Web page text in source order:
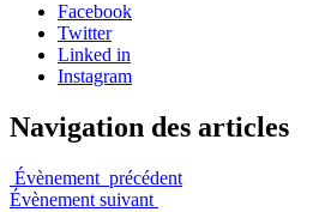
Facebook
Twitter
Linked in
Instagram
Navigation des articles
Évènement précédent
Évènement suivant